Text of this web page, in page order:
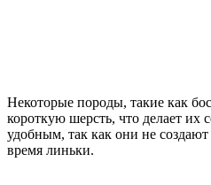
Некоторые породы, такие как
короткую шерсть, что делает их
удобным, так как они не
время линьки.